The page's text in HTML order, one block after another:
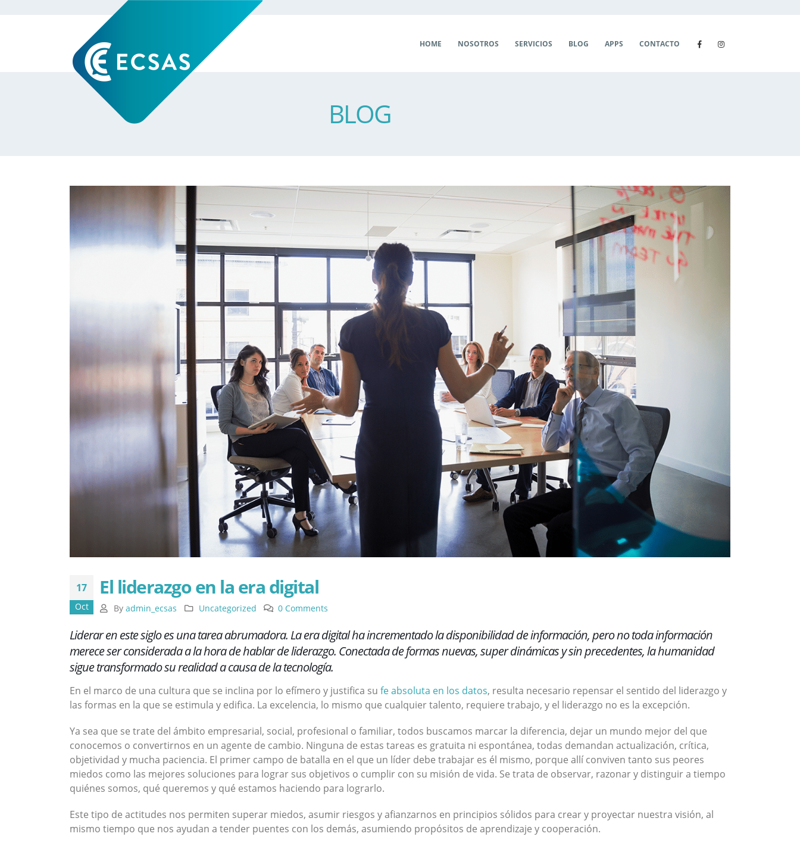
HOME NOSOTROS SERVICIOS BLOG APPS CONTACTO
BLOG
17
Oct
El liderazgo en la era digital
Byadmin_ecsas Uncategorized 0 Comments
Liderar en este siglo es una tarea abrumadora. La era digital ha incrementado la disponibilidad de información, pero no toda información
merece ser considerada a la hora de hablar de liderazgo. Conectada de formas nuevas, super dinámicas y sin precedentes, la humanidad
sigue transformado su realidad a causa de la tecnología.
En el marco de una cultura que se inclina por lo efímero y justifica su fe absoluta en los datos, resulta necesario repensar el sentido del liderazgo y
las formas en la que se estimula y edifica. La excelencia, lo mismo que cualquier talento, requiere trabajo, y el liderazgo no es la excepción.
Ya sea que se trate del ámbito empresarial, social, profesional o familiar, todos buscamos marcar la diferencia, dejar un mundo mejor del que
conocemos o convertirnos en un agente de cambio. Ninguna de estas tareas es gratuita ni espontánea, todas demandan actualización, crítica,
objetividad y mucha paciencia. El primer campo de batalla en el que un líder debe trabajar es él mismo, porque allí conviven tanto sus peores
miedos como las mejores soluciones para lograr sus objetivos o cumplir con su misión de vida. Se trata de observar, razonar y distinguir a tiempo
quiénes somos, qué queremos y qué estamos haciendo para lograrlo.
Este tipo de actitudes nos permiten superar miedos, asumir riesgos y afianzarnos en principios sólidos para crear y proyectar nuestra visión, al
mismo tiempo que nos ayudan a tender puentes con los demás, asumiendo propósitos de aprendizaje y cooperación.